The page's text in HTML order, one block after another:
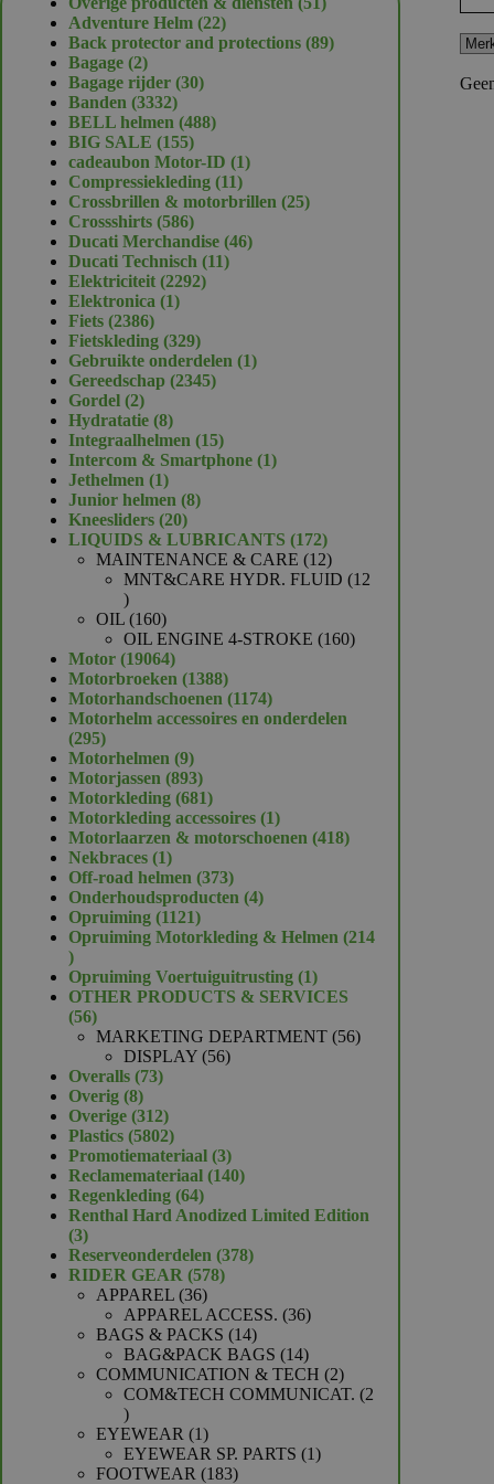
Adventure Helm 2222
producten
Back protector and protections 8989
Bagage 22
producten
Bagage rijder 3030
Banden 33323332
producten
BELL helmen 488488
BIG SALE 155155
producten
cadeaubon Motor-ID 11
Compressiekleding 1111
producten
Crossbrillen & motorbrillen 2525
Crossshirts 586586
producten
Ducati Merchandise 4646
Ducati Technisch 1111
Elektriciteit 22922292
Elektronica 11
Fiets 23862386
producten
Fietskleding 329329
producten
Gebruikte onderdelen 11
Gereedschap 23452345
Gordel 22
producten
Hydratatie 88
producten
Integraalhelmen 1515
producten
Intercom & Smartphone 11
Jethelmen 11
product
Junior helmen 88
Kneesliders 2020
producten
LIQUIDS & LUBRICANTS 172172
producten
MAINTENANCE & CARE 1212
producten
MNT&CARE HYDR. FLUID
12
12
producten
OIL 160160
producten
OIL ENGINE 4-STROKE 160160
Motor 1906419064
producten
Motorbroeken 13881388
producten
Motorhandschoenen 11741174
producten
Motorhelm accessoires en onderdelen
295295
producten
Motorhelmen 99
producten
Motorjassen 893893
producten
Motorkleding 681681
producten
Motorkleding accessoires 11
product
Motorlaarzen & motorschoenen 418418
Nekbraces 11
product
Off-road helmen 373373
producten
Onderhoudsproducten 44
Opruiming 11211121
producten
Opruiming Motorkleding & Helmen
214
214
producten
Opruiming Voertuiguitrusting 11
product
OTHER PRODUCTS & SERVICES
5656
producten
MARKETING DEPARTMENT 5656
DISPLAY 5656
Overalls 7373
Overig 88
producten
Overige 312312
producten
Plastics 58025802
producten
Promotiemateriaal 33
producten
Reclamemateriaal 140140
Regenkleding 6464
producten
Renthal Hard Anodized Limited Edition
33
producten
Reserveonderdelen 378378
RIDER GEAR 578578
APPAREL 3636
producten
APPAREL ACCESS. 3636
BAGS & PACKS 1414
producten
BAG&PACK BAGS 1414
producten
COMMUNICATION & TECH 22
producten
COM&TECH COMMUNICAT.
2
2
producten
EYEWEAR 11
product
EYEWEAR SP. PARTS 11
FOOTWEAR 183183